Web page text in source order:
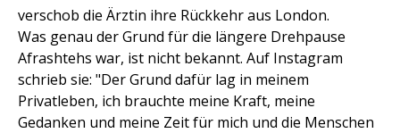
verschob die Ärztin ihre Rückkehr aus London.
Was genau der Grund für die längere Drehpause
Afrashtehs war, ist nicht bekannt. Auf Instagram
schrieb sie: "Der Grund dafür lag in meinem
Privatleben, ich brauchte meine Kraft, meine
Gedanken und meine Zeit für mich und die Menschen